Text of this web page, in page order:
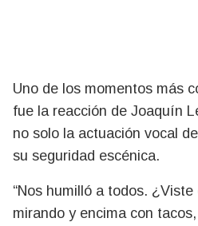
Uno de los momentos más
fue la reacción de Joaquín
no solo la actuación vocal
su seguridad escénica.
“Nos humilló a todos.
mirando y encima con